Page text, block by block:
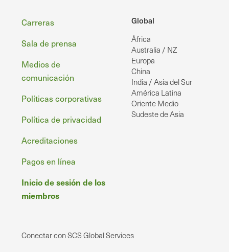
Global
África
Australia / NZ
Europa
China
India / Asia del Sur
América Latina
Oriente Medio
Sudeste de Asia
Pie
de
página
Carreras
Sala de prensa
Medios de
comunicación
Políticas corporativas
Política de privacidad
Acreditaciones
Pagos en línea
Inicio de sesión de los
miembros
Conectar con SCS Global Services